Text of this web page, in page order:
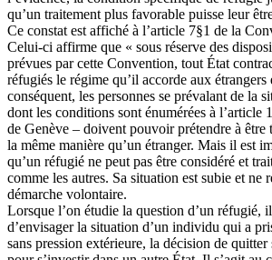
qu’un traitement plus favorable puisse leur
Ce constat est affiché à l’article 7§1 de la
Celui-ci affirme que « sous réserve des
prévues par cette Convention, tout État
réfugiés le régime qu’il accorde aux étrangers
conséquent, les personnes se prévalant de la
dont les conditions sont énumérées à l’article
de Genève – doivent pouvoir prétendre à être
la même manière qu’un étranger. Mais il est
qu’un réfugié ne peut pas être considéré et
comme les autres. Sa situation est subie et ne
démarche volontaire.
Lorsque l’on étudie la question d’un réfugié,
d’envisager la situation d’un individu qui a
sans pression extérieure, la décision de quitter